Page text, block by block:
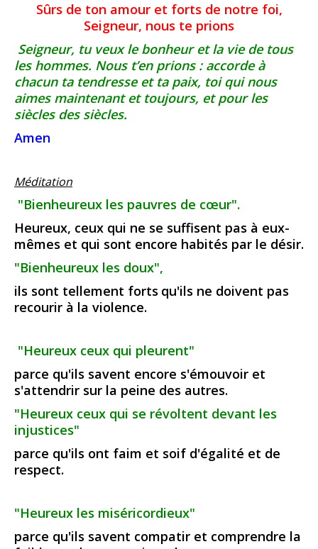
Sûrs de ton amour et forts de notre foi,
Seigneur, nous te prions
Seigneur, tu veux le bonheur et la vie de tous
les hommes. Nous t’en prions : accorde à
chacun ta tendresse et ta paix, toi qui nous
aimes maintenant et toujours, et pour les
siècles des siècles.
Amen
Méditation
"Bienheureux les pauvres de cœur".
Heureux, ceux qui ne se suffisent pas à eux-
mêmes et qui sont encore habités par le désir.
"Bienheureux les doux",
ils sont tellement forts qu'ils ne doivent pas
recourir à la violence.
"Heureux ceux qui pleurent"
parce qu'ils savent encore s'émouvoir et
s'attendrir sur la peine des autres.
"Heureux ceux qui se révoltent devant les
injustices"
parce qu'ils ont faim et soif d'égalité et de
respect.
"Heureux les miséricordieux"
parce qu'ils savent compatir et comprendre la